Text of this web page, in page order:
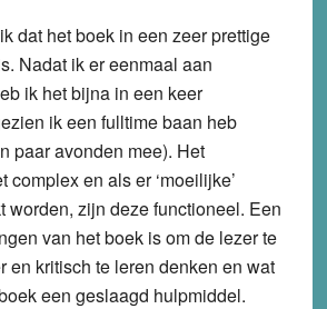
dat het boek in een zeer prettige
Nadat ik er eenmaal aan
ik het bijna in een keer
ik een fulltime baan heb
paar avonden mee). Het
complex en als er ‘moeilijke’
worden, zijn deze functioneel. Een
van het boek is om de lezer te
en kritisch te leren denken en wat
een geslaagd hulpmiddel.